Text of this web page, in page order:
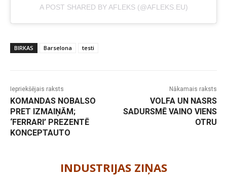
A POST SHARED BY AFLEKS (@AFLEKS.EU)
BIRKAS Barselona testi
Iepriekšējais raksts
KOMANDAS NOBALSO
PRET IZMAIŅĀM;
‘FERRARI’ PREZENTĒ
KONCEPTAUTO
Nākamais raksts
VOLFA UN NASRS
SADURSMĒ VAINO VIENS
OTRU
INDUSTRIJAS ZIŅAS